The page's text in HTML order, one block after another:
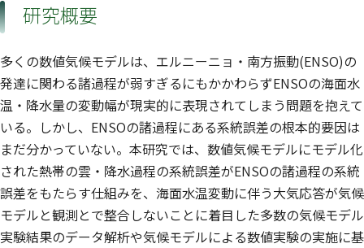
研究概要
多くの数値気候モデルは、エルニーニョ・南方振動(ENSO)の
発達に関わる諸過程が弱すぎるにもかかわらずENSOの海面水
温・降水量の変動幅が現実的に表現されてしまう問題を抱えて
いる。しかし、ENSOの諸過程にある系統誤差の根本的要因は
まだ分かっていない。本研究では、数値気候モデルにモデル化
された熱帯の雲・降水過程の系統誤差がENSOの諸過程の系統
誤差をもたらす仕組みを、海面水温変動に伴う大気応答が気候
モデルと観測とで整合しないことに着目した多数の気候モデル
実験結果のデータ解析や気候モデルによる数値実験の実施に基